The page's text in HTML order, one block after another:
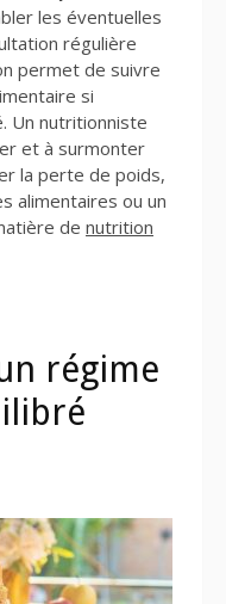
les éventuelles
régulière
permet de suivre
si
Un nutritionniste
et à surmonter
la perte de poids,
alimentaires ou un
de nutrition
régime